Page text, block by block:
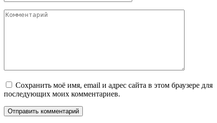
Комментарий
Сохранить моё имя, email и адрес сайта в этом браузере для
последующих моих комментариев.